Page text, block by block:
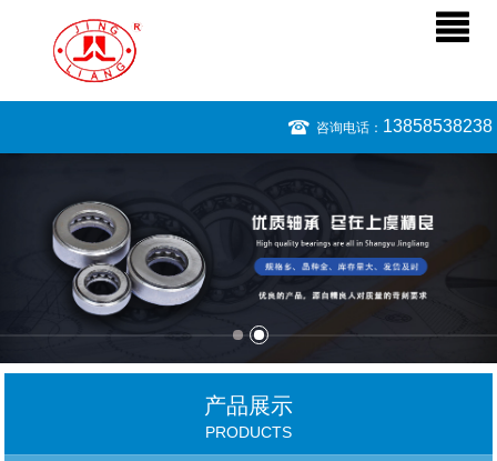
咨询电话： 13858538238
产品展示
PRODUCTS